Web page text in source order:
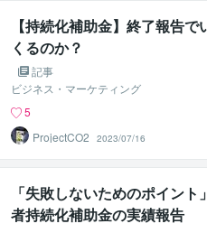
【持続化補助金】終了報告で
くるのか？
記事
ビジネス・マーケティング
5
ProjectCO2
2023/07/16
「失敗しないためのポイント
者持続化補助金の実績報告